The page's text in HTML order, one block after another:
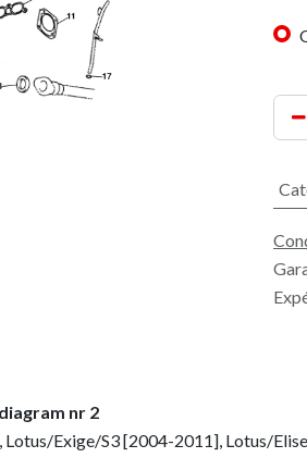
nr 2
Exige/S3 [2004-2011], Lotus/